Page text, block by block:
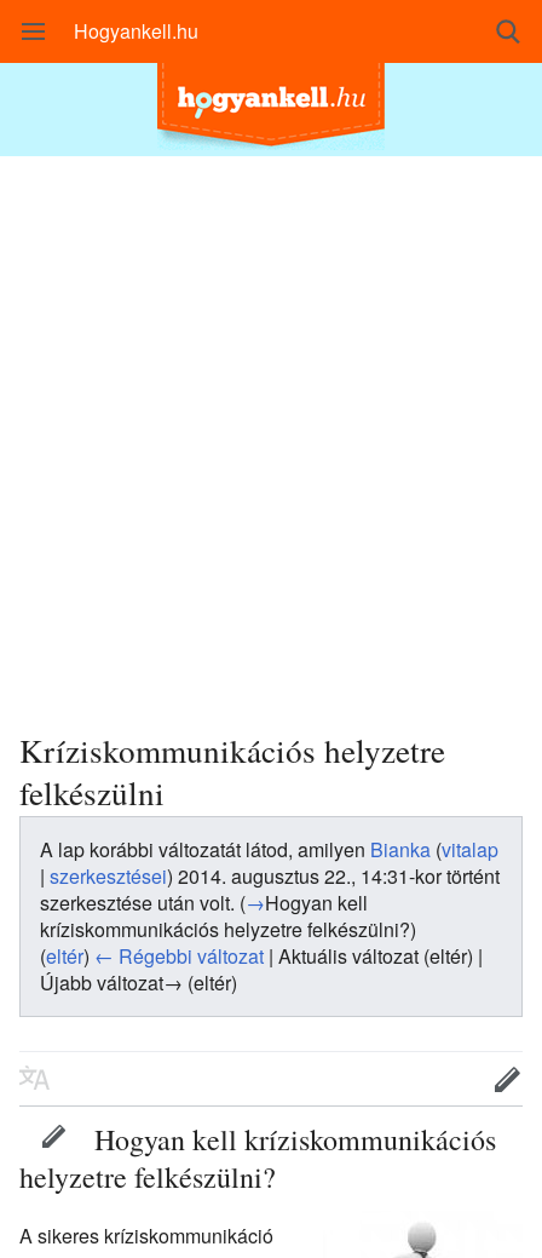
Hogyankell.hu
Kríziskommunikációs helyzetre
felkészülni
A lap korábbi változatát látod, amilyen Bianka (vitalap
| szerkesztései) 2014. augusztus 22., 14:31-kor történt
szerkesztése után volt. (→Hogyan kell
kríziskommunikációs helyzetre felkészülni?)
(eltér) ← Régebbi változat | Aktuális változat (eltér) |
Újabb változat→ (eltér)
Hogyan kell kríziskommunikációs
helyzetre felkészülni?
A sikeres kríziskommunikáció